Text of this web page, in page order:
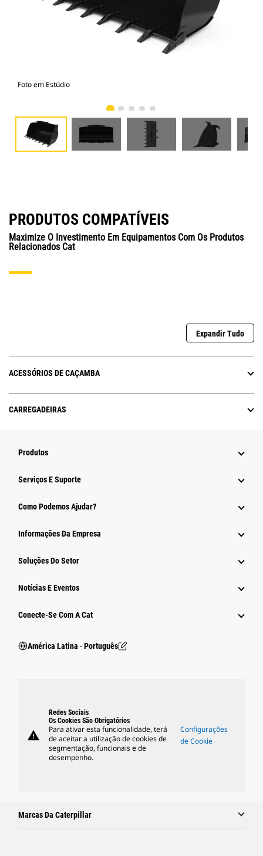
Foto em Estúdio
PRODUTOS COMPATÍVEIS
Maximize O Investimento Em Equipamentos Com Os Produtos
Relacionados Cat
Expandir Tudo
ACESSÓRIOS DE CAÇAMBA
CARREGADEIRAS
Produtos
Serviços E Suporte
Como Podemos Ajudar?
Informações Da Empresa
Soluções Do Setor
Notícias E Eventos
Conecte-Se Com A Cat
América Latina ‧ Português
warning
Redes Sociais
Os Cookies São Obrigatórios
Para ativar esta funcionalidade, terá
de aceitar a utilização de cookies de
segmentação, funcionais e de
desempenho.
Configurações
de Cookie
Marcas Da Caterpillar